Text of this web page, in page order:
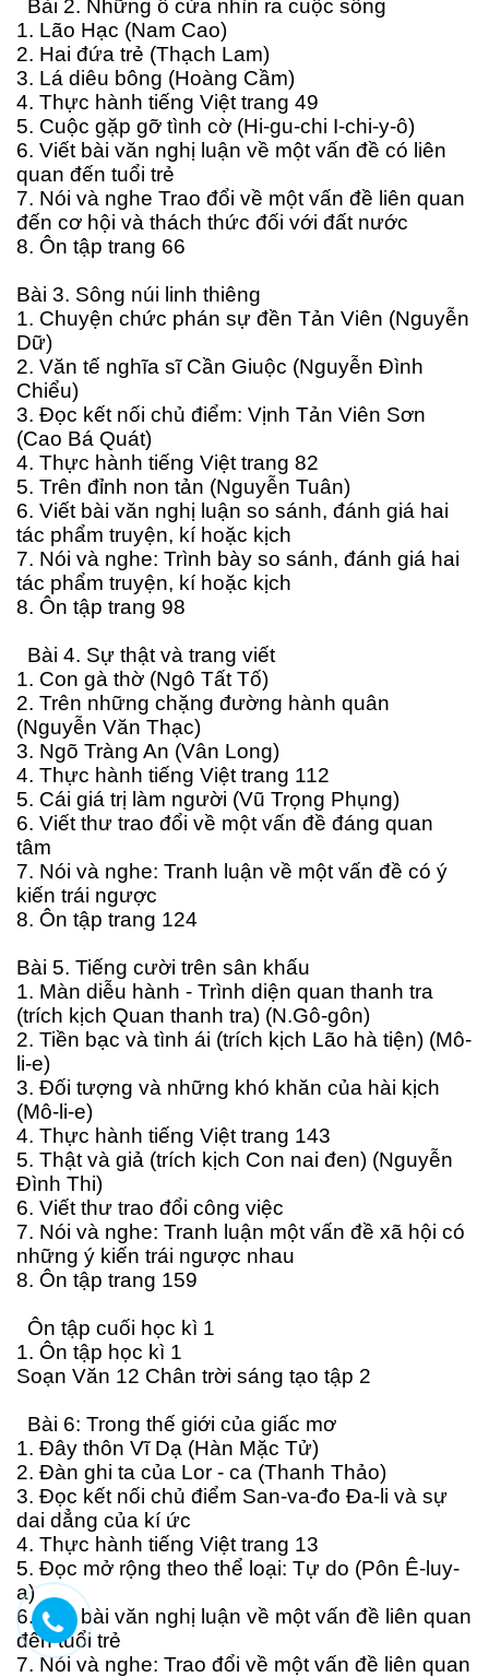
Bài 2. Những ô cửa nhìn ra cuộc sống
1. Lão Hạc (Nam Cao)
2. Hai đứa trẻ (Thạch Lam)
3. Lá diêu bông (Hoàng Cầm)
4. Thực hành tiếng Việt trang 49
5. Cuộc gặp gỡ tình cờ (Hi-gu-chi I-chi-y-ô)
6. Viết bài văn nghị luận về một vấn đề có liên
quan đến tuổi trẻ
7. Nói và nghe Trao đổi về một vấn đề liên quan
đến cơ hội và thách thức đối với đất nước
8. Ôn tập trang 66
Bài 3. Sông núi linh thiêng
1. Chuyện chức phán sự đền Tản Viên (Nguyễn
Dữ)
2. Văn tế nghĩa sĩ Cần Giuộc (Nguyễn Đình
Chiểu)
3. Đọc kết nối chủ điểm: Vịnh Tản Viên Sơn
(Cao Bá Quát)
4. Thực hành tiếng Việt trang 82
5. Trên đỉnh non tản (Nguyễn Tuân)
6. Viết bài văn nghị luận so sánh, đánh giá hai
tác phẩm truyện, kí hoặc kịch
7. Nói và nghe: Trình bày so sánh, đánh giá hai
tác phẩm truyện, kí hoặc kịch
8. Ôn tập trang 98
Bài 4. Sự thật và trang viết
1. Con gà thờ (Ngô Tất Tố)
2. Trên những chặng đường hành quân
(Nguyễn Văn Thạc)
3. Ngõ Tràng An (Vân Long)
4. Thực hành tiếng Việt trang 112
5. Cái giá trị làm người (Vũ Trọng Phụng)
6. Viết thư trao đổi về một vấn đề đáng quan
tâm
7. Nói và nghe: Tranh luận về một vấn đề có ý
kiến trái ngược
8. Ôn tập trang 124
Bài 5. Tiếng cười trên sân khấu
1. Màn diễu hành - Trình diện quan thanh tra
(trích kịch Quan thanh tra) (N.Gô-gôn)
2. Tiền bạc và tình ái (trích kịch Lão hà tiện) (Mô-
li-e)
3. Đối tượng và những khó khăn của hài kịch
(Mô-li-e)
4. Thực hành tiếng Việt trang 143
5. Thật và giả (trích kịch Con nai đen) (Nguyễn
Đình Thi)
6. Viết thư trao đổi công việc
7. Nói và nghe: Tranh luận một vấn đề xã hội có
những ý kiến trái ngược nhau
8. Ôn tập trang 159
Ôn tập cuối học kì 1
1. Ôn tập học kì 1
Soạn Văn 12 Chân trời sáng tạo tập 2
Bài 6: Trong thế giới của giấc mơ
1. Đây thôn Vĩ Dạ (Hàn Mặc Tử)
2. Đàn ghi ta của Lor - ca (Thanh Thảo)
3. Đọc kết nối chủ điểm San-va-đo Đa-li và sự
dai dẳng của kí ức
4. Thực hành tiếng Việt trang 13
5. Đọc mở rộng theo thể loại: Tự do (Pôn Ê-luy-
a)
6. Viết bài văn nghị luận về một vấn đề liên quan
đến tuổi trẻ
7. Nói và nghe: Trao đổi về một vấn đề liên quan